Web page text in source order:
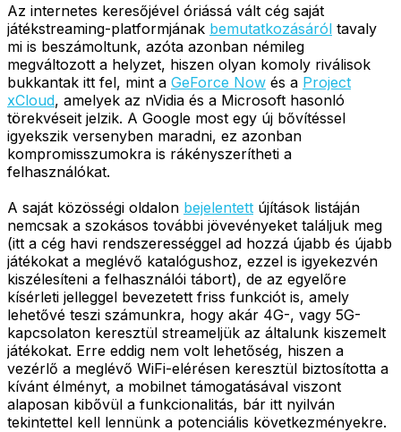
Az internetes keresőjével óriássá vált cég saját
játékstreaming-platformjának bemutatkozásáról tavaly
mi is beszámoltunk, azóta azonban némileg
megváltozott a helyzet, hiszen olyan komoly riválisok
bukkantak itt fel, mint a GeForce Now és a Project
xCloud, amelyek az nVidia és a Microsoft hasonló
törekvéseit jelzik. A Google most egy új bővítéssel
igyekszik versenyben maradni, ez azonban
kompromisszumokra is rákényszerítheti a
felhasználókat.
A saját közösségi oldalon bejelentett újítások listáján
nemcsak a szokásos további jövevényeket találjuk meg
(itt a cég havi rendszerességgel ad hozzá újabb és újabb
játékokat a meglévő katalógushoz, ezzel is igyekezvén
kiszélesíteni a felhasználói tábort), de az egyelőre
kísérleti jelleggel bevezetett friss funkciót is, amely
lehetővé teszi számunkra, hogy akár 4G-, vagy 5G-
kapcsolaton keresztül streameljük az általunk kiszemelt
játékokat. Erre eddig nem volt lehetőség, hiszen a
vezérlő a meglévő WiFi-elérésen keresztül biztosította a
kívánt élményt, a mobilnet támogatásával viszont
alaposan kibővül a funkcionalitás, bár itt nyilván
tekintettel kell lennünk a potenciális következményekre.